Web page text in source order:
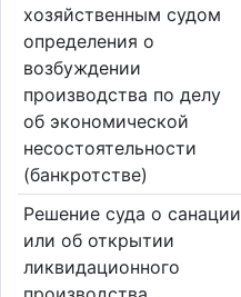
хозяйственным судом
определения о
возбуждении
производства по делу
об экономической
несостоятельности
(банкротстве)
Решение суда о санации
или об открытии
ликвидационного